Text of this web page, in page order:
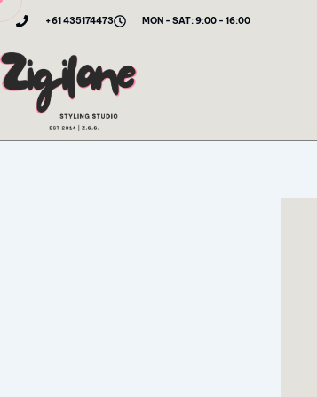
Skip
content
+61 435174473 MON - SAT: 9:00 - 16:00